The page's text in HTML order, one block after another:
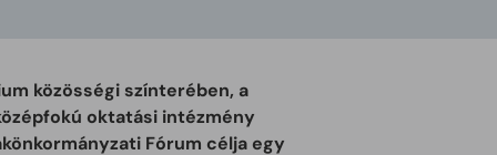
közösségi színterében, a
oktatási intézmény
Fórum célja egy